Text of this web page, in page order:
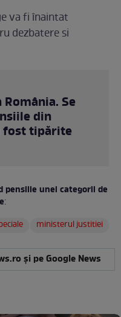
va fi înaintat
dezbatere si
Se
din
fost tipărite
unei categorii de
:
ministerul justitiei
și pe Google News